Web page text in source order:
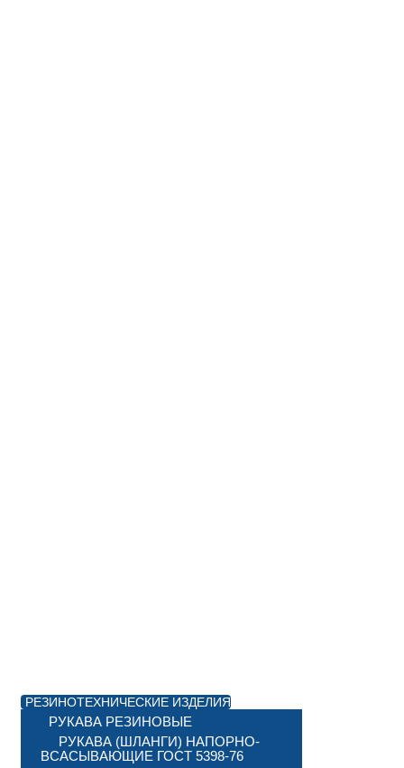
РЕЗИНОТЕХНИЧЕСКИЕ ИЗДЕЛИЯ
РУКАВА РЕЗИНОВЫЕ
РУКАВА (ШЛАНГИ) НАПОРНО-
ВСАСЫВАЮЩИЕ ГОСТ 5398-76